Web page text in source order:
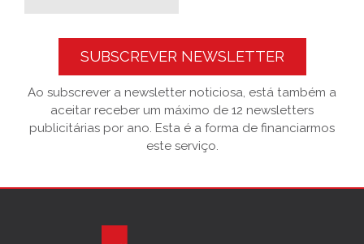
SUBSCREVER NEWSLETTER
Ao subscrever a newsletter noticiosa, está também a
aceitar receber um máximo de 12 newsletters
publicitárias por ano. Esta é a forma de financiarmos
este serviço.